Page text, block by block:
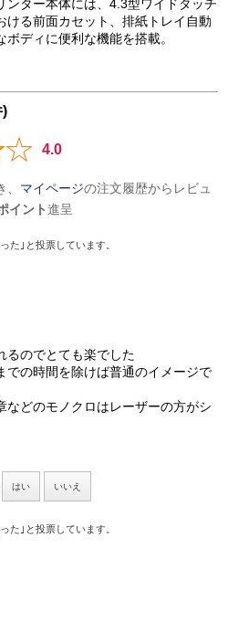
ンター本体には、4.3型ワイドタッチ
ける前面カセット、排紙トレイ自動
ディに便利な機能を搭載。
)
4.0
マイページの注文履歴からレビュ
イント進呈
た｣と投票しています。
るのでとても楽でした
での時間を除けば普通のイメージで
などのモノクロはレーザーの方がシ
はい いいえ
た｣と投票しています。